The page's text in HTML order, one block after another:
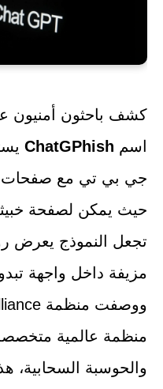
كشف باحثون أمنيون
اسم ChatGPhish
جي بي تي مع صفحات
حيث يمكن لصفحة
تجعل النموذج يعرض
مزيفة داخل واجهة
منظمة عالمية